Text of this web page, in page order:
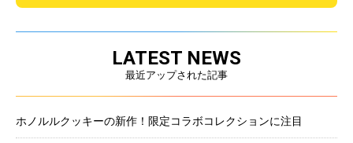
LATEST NEWS
最近アップされた記事
ホノルルクッキーの新作！限定コラボコレクションに注目